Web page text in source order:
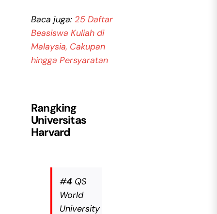
Baca juga: 25 Daftar
Beasiswa Kuliah di
Malaysia, Cakupan
hingga Persyaratan
Rangking
Universitas
Harvard
#4 QS
World
University